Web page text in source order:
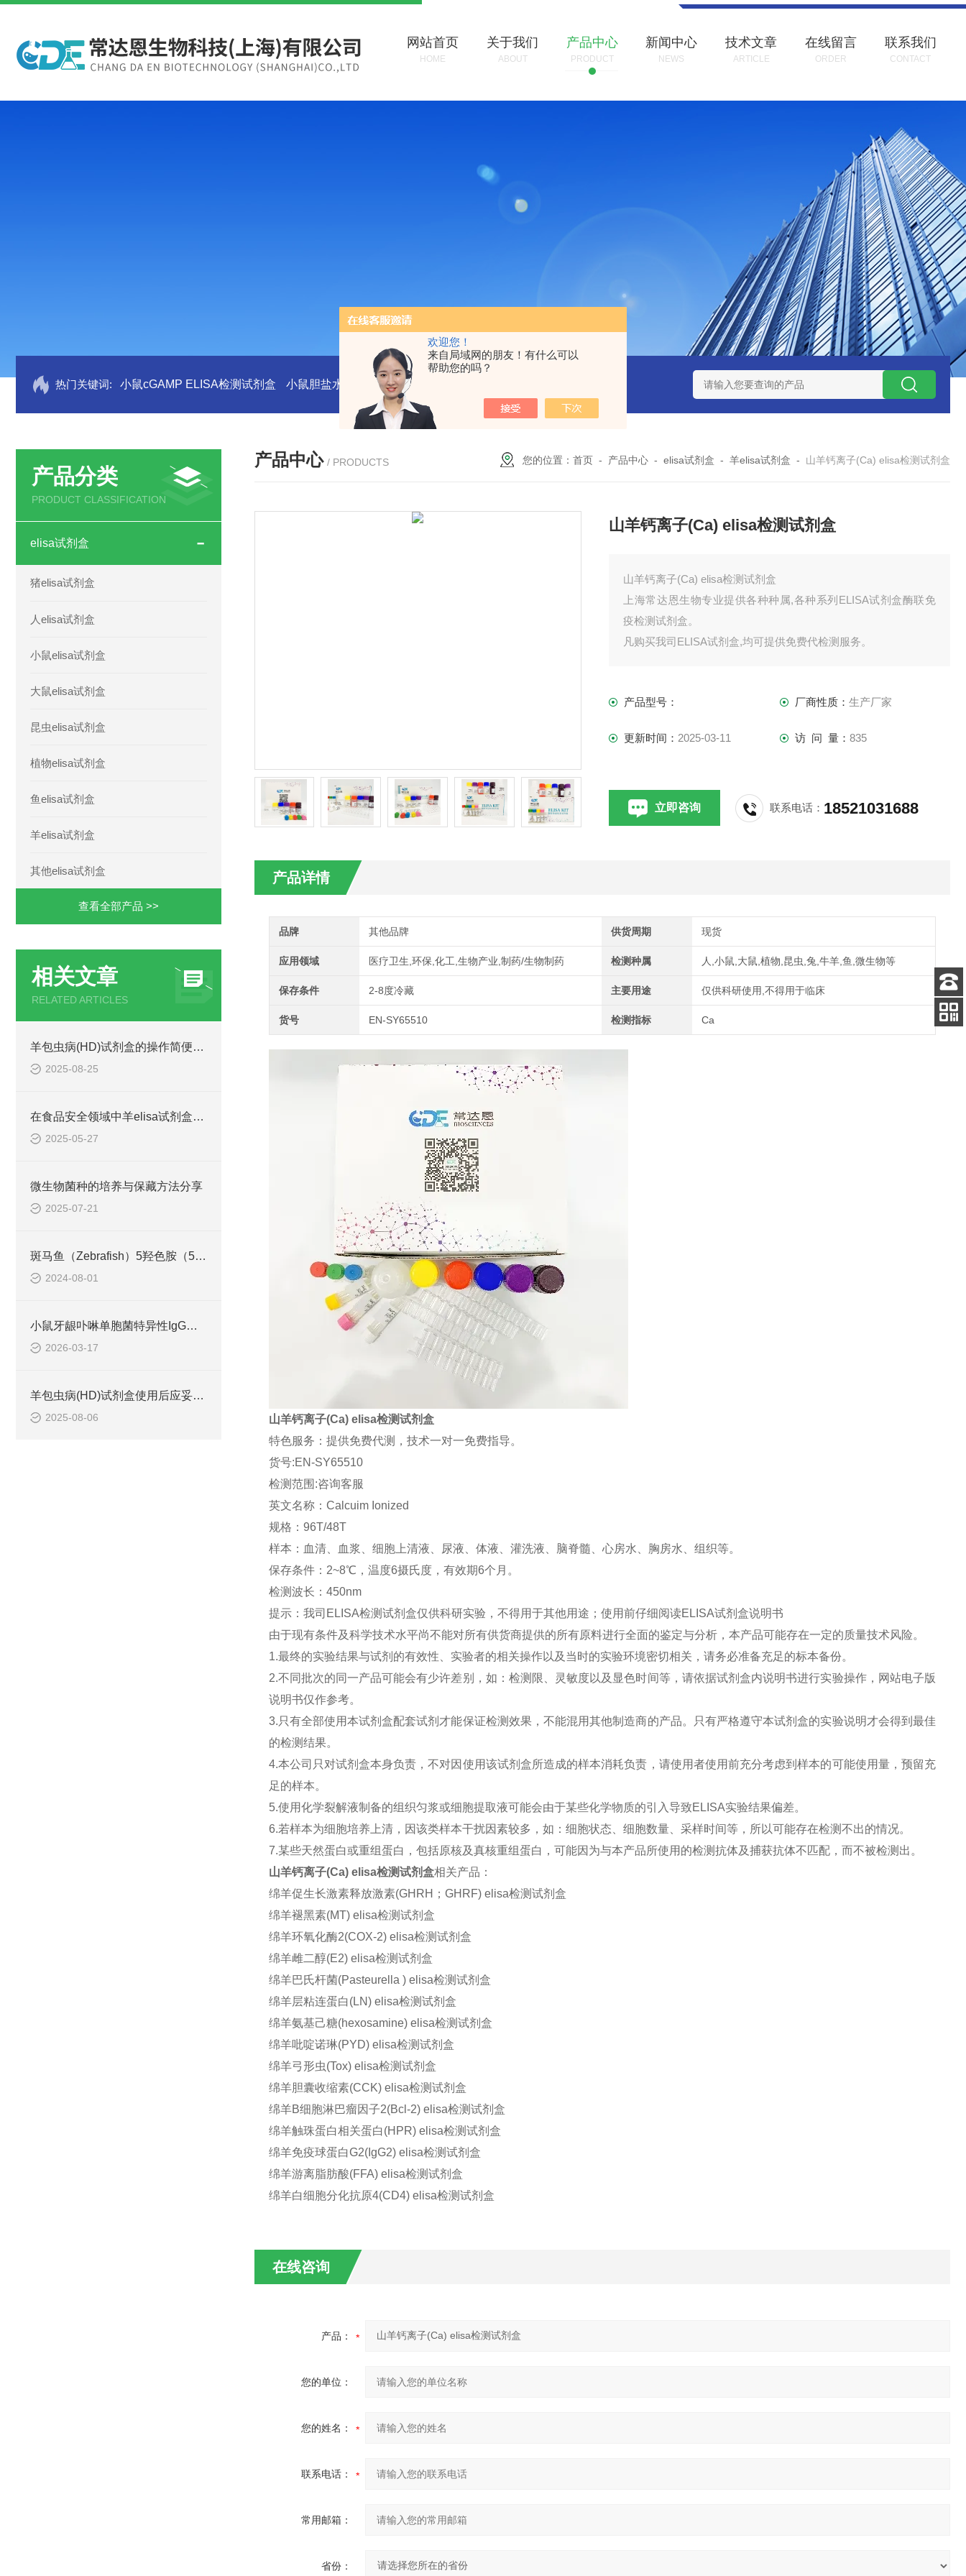
欢迎您！
来自局域网的朋友！有什么可以
帮助您的吗？
网站首页
HOME
关于我们
ABOUT
产品中心
PRODUCT
新闻中心
NEWS
技术文章
ARTICLE
在线留言
ORDER
联系我们
CONTACT
热门关键词: 小鼠cGAMP ELISA检测试剂盒 小鼠胆盐水解酶(BSH)ELISA试剂盒 小鼠神经酰胺-1-磷酸（C1P）ELISA 试剂盒 小鼠（
产品分类
PRODUCT CLASSIFICATION
elisa试剂盒
猪elisa试剂盒
人elisa试剂盒
小鼠elisa试剂盒
大鼠elisa试剂盒
昆虫elisa试剂盒
植物elisa试剂盒
鱼elisa试剂盒
羊elisa试剂盒
其他elisa试剂盒
查看全部产品 >>
相关文章
RELATED ARTICLES
羊包虫病(HD)试剂盒的操作简便快捷
2025-08-25
在食品安全领域中羊elisa试剂盒也有着一定的应用
2025-05-27
微生物菌种的培养与保藏方法分享
2025-07-21
斑马鱼（Zebrafish）5羟色胺（5-HT）ELISA检测试剂盒
2024-08-01
小鼠牙龈卟啉单胞菌特异性IgG抗体（p.g-IgG）ELISA检测试剂盒原理 ​
2026-03-17
羊包虫病(HD)试剂盒使用后应妥善处理废弃物
2025-08-06
产品中心 / PRODUCTS 您的位置： 首页 - 产品中心 - elisa试剂盒 - 羊elisa试剂盒 - 山羊钙离子(Ca) elisa检测试剂盒
山羊钙离子(Ca) elisa检测试剂盒
山羊钙离子(Ca) elisa检测试剂盒
上海常达恩生物专业提供各种种属,各种系列ELISA试剂盒酶联免
疫检测试剂盒。
凡购买我司ELISA试剂盒,均可提供免费代检测服务。
产品型号： 厂商性质： 生产厂家
更新时间： 2025-03-11 访 问 量： 835
立即咨询 联系电话： 18521031688
产品详情
品牌 其他品牌 供货周期 现货
应用领域 医疗卫生,环保,化工,生物产业,制药/生物制药 检测种属 人,小鼠,大鼠,植物,昆虫,兔,牛羊,鱼,微生物等
保存条件 2-8度冷藏 主要用途 仅供科研使用,不得用于临床
货号 EN-SY65510 检测指标 Ca
山羊钙离子(Ca) elisa检测试剂盒
特色服务：提供免费代测，技术一对一免费指导。
货号:EN-SY65510
检测范围:咨询客服
英文名称：Calcuim Ionized
规格：96T/48T
样本：血清、血浆、细胞上清液、尿液、体液、灌洗液、脑脊髓、心房水、胸房水、组织等。
保存条件：2~8℃，温度6摄氏度，有效期6个月。
检测波长：450nm
提示：我司ELISA检测试剂盒仅供科研实验，不得用于其他用途；使用前仔细阅读ELISA试剂盒说明书
由于现有条件及科学技术水平尚不能对所有供货商提供的所有原料进行全面的鉴定与分析，本产品可能存在一定的质量技术风险。
1.最终的实验结果与试剂的有效性、实验者的相关操作以及当时的实验环境密切相关，请务必准备充足的标本备份。
2.不同批次的同一产品可能会有少许差别，如：检测限、灵敏度以及显色时间等，请依据试剂盒内说明书进行实验操作，网站电子版
说明书仅作参考。
3.只有全部使用本试剂盒配套试剂才能保证检测效果，不能混用其他制造商的产品。只有严格遵守本试剂盒的实验说明才会得到最佳
的检测结果。
4.本公司只对试剂盒本身负责，不对因使用该试剂盒所造成的样本消耗负责，请使用者使用前充分考虑到样本的可能使用量，预留充
足的样本。
5.使用化学裂解液制备的组织匀浆或细胞提取液可能会由于某些化学物质的引入导致ELISA实验结果偏差。
6.若样本为细胞培养上清，因该类样本干扰因素较多，如：细胞状态、细胞数量、采样时间等，所以可能存在检测不出的情况。
7.某些天然蛋白或重组蛋白，包括原核及真核重组蛋白，可能因为与本产品所使用的检测抗体及捕获抗体不匹配，而不被检测出。
山羊钙离子(Ca) elisa检测试剂盒相关产品：
绵羊促生长激素释放激素(GHRH；GHRF) elisa检测试剂盒
绵羊褪黑素(MT) elisa检测试剂盒
绵羊环氧化酶2(COX-2) elisa检测试剂盒
绵羊雌二醇(E2) elisa检测试剂盒
绵羊巴氏杆菌(Pasteurella ) elisa检测试剂盒
绵羊层粘连蛋白(LN) elisa检测试剂盒
绵羊氨基己糖(hexosamine) elisa检测试剂盒
绵羊吡啶诺琳(PYD) elisa检测试剂盒
绵羊弓形虫(Tox) elisa检测试剂盒
绵羊胆囊收缩素(CCK) elisa检测试剂盒
绵羊B细胞淋巴瘤因子2(Bcl-2) elisa检测试剂盒
绵羊触珠蛋白相关蛋白(HPR) elisa检测试剂盒
绵羊免疫球蛋白G2(IgG2) elisa检测试剂盒
绵羊游离脂肪酸(FFA) elisa检测试剂盒
绵羊白细胞分化抗原4(CD4) elisa检测试剂盒
在线咨询
产品：
您的单位：
您的姓名：
联系电话：
常用邮箱：
省份：
客服
电话